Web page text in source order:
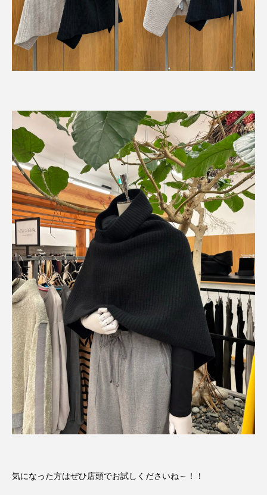
気になった方はぜひ店頭でお試しくださいね～！！